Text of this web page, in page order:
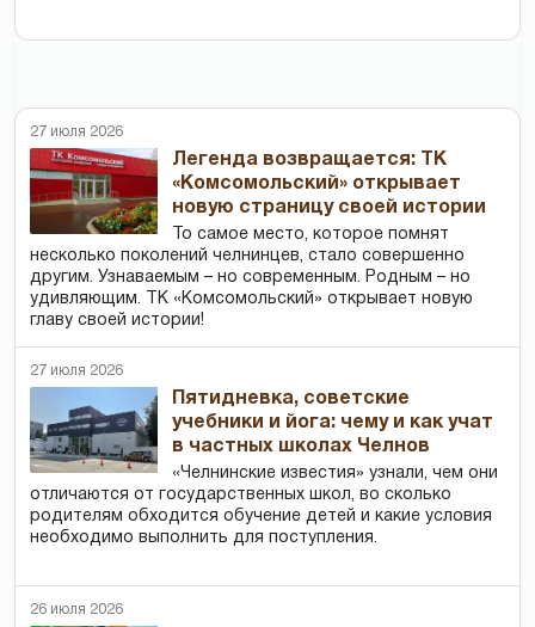
27 июля 2026
Легенда возвращается: ТК
«Комсомольский» открывает
новую страницу своей истории
То самое место, которое помнят
несколько поколений челнинцев, стало совершенно
другим. Узнаваемым – но современным. Родным – но
удивляющим. ТК «Комсомольский» открывает новую
главу своей истории!
27 июля 2026
Пятидневка, советские
учебники и йога: чему и как учат
в частных школах Челнов
«Челнинские известия» узнали, чем они
отличаются от государственных школ, во сколько
родителям обходится обучение детей и какие условия
необходимо выполнить для поступления.
26 июля 2026